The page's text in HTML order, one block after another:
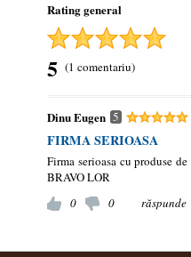
Rating general
5 (1 comentariu)
Dinu Eugen 5
FIRMA SERIOASA
Firma serioasa cu produse
BRAVO LOR
0
0 răspunde